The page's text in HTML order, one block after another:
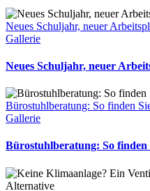
Neues Schuljahr, neuer
Gallerie
Neues Schuljahr, neuer
Bürostuhlberatung: So finden
Gallerie
Bürostuhlberatung: So finden